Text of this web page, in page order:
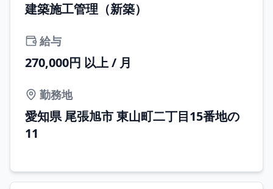
建築施工管理（新築）
給与
270,000円 以上 / 月
勤務地
愛知県 尾張旭市 東山町二丁目15番地の
11